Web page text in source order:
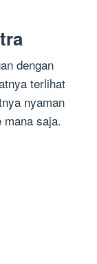
dengan
terlihat
nyaman
mana saja.